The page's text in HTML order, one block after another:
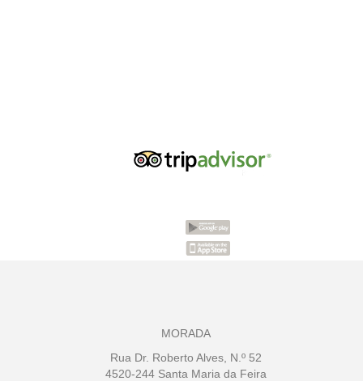
MORADA
Rua Dr. Roberto Alves, N.º 52
4520-244 Santa Maria da Feira